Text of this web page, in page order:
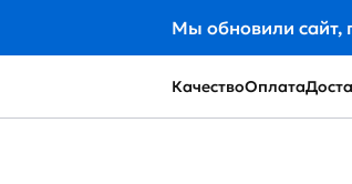
Мы обновили сайт,
КачествоОплата